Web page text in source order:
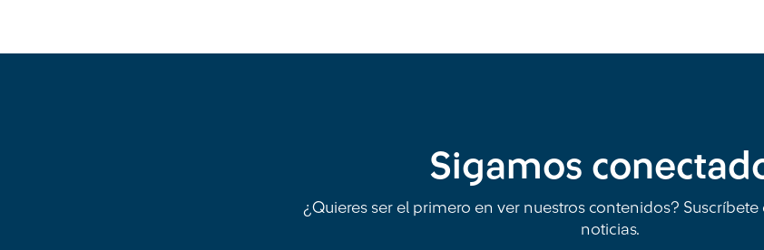
Sigamos
¿Quieres ser el primero en ver nuestros contenidos?
noticias.